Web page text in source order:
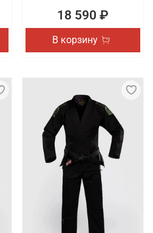
18 590 ₽
В корзину